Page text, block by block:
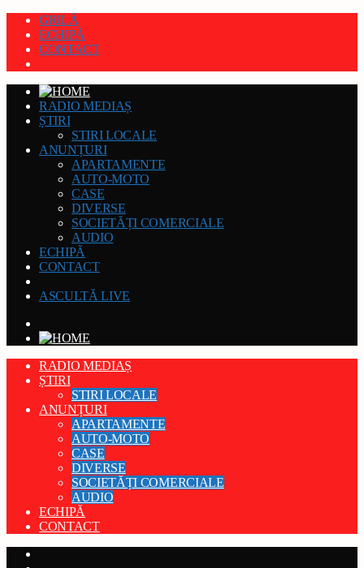
GRILĂ
ECHIPĂ
CONTACT
RADIO MEDIAȘ
ȘTIRI
STIRI LOCALE
ANUNȚURI
APARTAMENTE
AUTO-MOTO
CASE
DIVERSE
SOCIETĂȚI COMERCIALE
AUDIO
ECHIPĂ
CONTACT
ASCULTĂ LIVE
RADIO MEDIAȘ
ȘTIRI
STIRI LOCALE
ANUNȚURI
APARTAMENTE
AUTO-MOTO
CASE
DIVERSE
SOCIETĂȚI COMERCIALE
AUDIO
ECHIPĂ
CONTACT